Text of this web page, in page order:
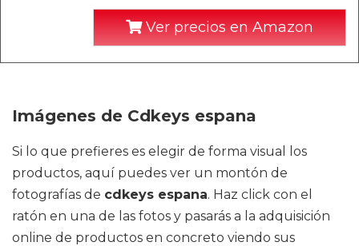
Ver precios en Amazon
Imágenes de Cdkeys espana
Si lo que prefieres es elegir de forma visual los
productos, aquí puedes ver un montón de
fotografías de cdkeys espana. Haz click con el
ratón en una de las fotos y pasarás a la adquisición
online de productos en concreto viendo sus